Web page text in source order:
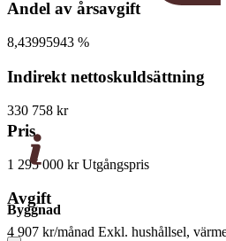
Pris
1 295 000 kr Utgångspris
Avgift
4 907 kr/månad Exkl. hushållsel,
Andel av årsavgift
8,43995943 %
Indirekt nettoskuldsättning
330 758 kr
Byggnad